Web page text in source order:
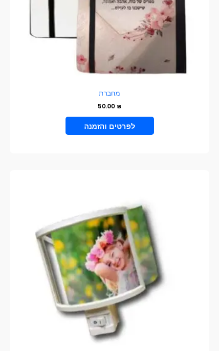
מחברת
50.00 ₪
VIEW PRODUCT